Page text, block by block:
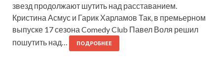
звезд продолжают шутить над расставанием.
Кристина Асмус и Гарик Харламов Так, в премьерном
выпуске 17 сезона Comedy Club Павел Воля решил
пошутить над…
ПОДРОБНЕЕ